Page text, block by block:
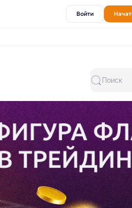
Войти
Поиск